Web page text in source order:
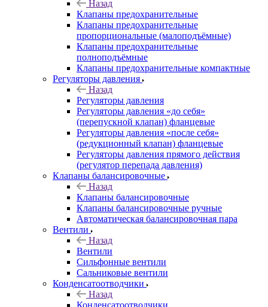
Назад
Клапаны предохранительные
Клапаны предохранительные
пропорциональные (малоподъёмные)
Клапаны предохранительные
полноподъёмные
Клапаны предохранительные компактные
Регуляторы давления
Назад
Регуляторы давления
Регуляторы давления «до себя»
(перепускной клапан) фланцевые
Регуляторы давления «после себя»
(редукционный клапан) фланцевые
Регуляторы давления прямого действия
(регулятор перепада давления)
Клапаны балансировочные
Назад
Клапаны балансировочные
Клапаны балансировочные ручные
Автоматическая балансировочная пара
Вентили
Назад
Вентили
Сильфонные вентили
Сальниковые вентили
Конденсатоотводчики
Назад
Конденсатоотводчики